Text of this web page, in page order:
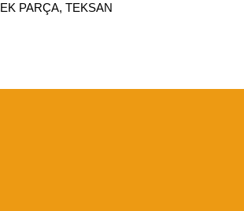
PARÇA, TEKSAN